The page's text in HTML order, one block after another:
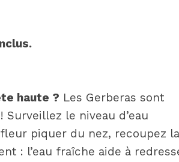
haute ? Les Gerberas sont
le niveau d’eau
piquer du nez, recoupez
: l’eau fraîche aide à